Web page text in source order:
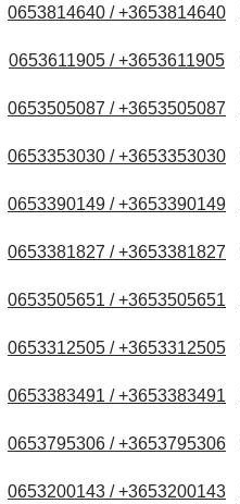
0653814640 / +3653814640
0653611905 / +3653611905
0653505087 / +3653505087
0653353030 / +3653353030
0653390149 / +3653390149
0653381827 / +3653381827
0653505651 / +3653505651
0653312505 / +3653312505
0653383491 / +3653383491
0653795306 / +3653795306
0653200143 / +3653200143